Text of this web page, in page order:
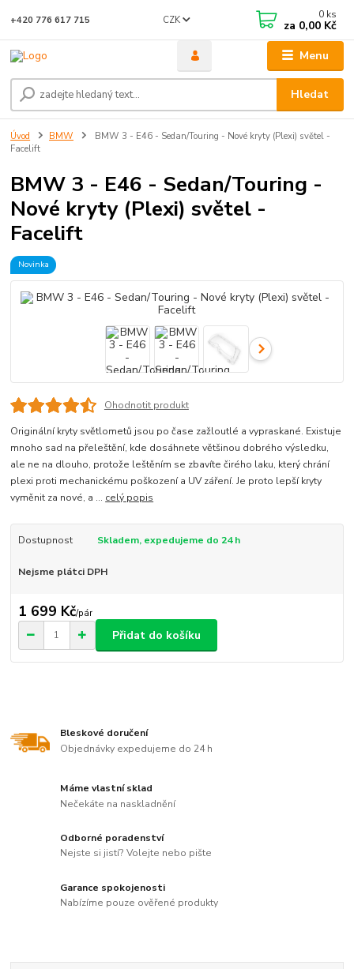
Menu
CZK
Hledat
+420 776 617 715 0 ks
za 0,00 Kč
Úvod BMW
BMW 3 - E46 - Sedan/Touring - Nové kryty (Plexi) světel -
Facelift
BMW 3 - E46 - Sedan/Touring -
Nové kryty (Plexi) světel -
Facelift
Novinka
Ohodnotit produkt
Originální kryty světlometů jsou po čase zažloutlé a vypraskané. Existuje
mnoho sad na přeleštění, kde dosáhnete většinou dobrého výsledku,
ale ne na dlouho, protože leštěním se zbavíte čirého laku, který chrání
plexi proti mechanickému poškození a UV záření. Je proto lepší kryty
vyměnit za nové, a ... celý popis
Dostupnost Skladem, expedujeme do 24 h
Nejsme plátci DPH
1 699 Kč/pár
Přidat do košíku
Bleskové doručení
Objednávky expedujeme do 24 h
Máme vlastní sklad
Nečekáte na naskladnění
Odborné poradenství
Nejste si jistí? Volejte nebo pište
Garance spokojenosti
Nabízíme pouze ověřené produkty